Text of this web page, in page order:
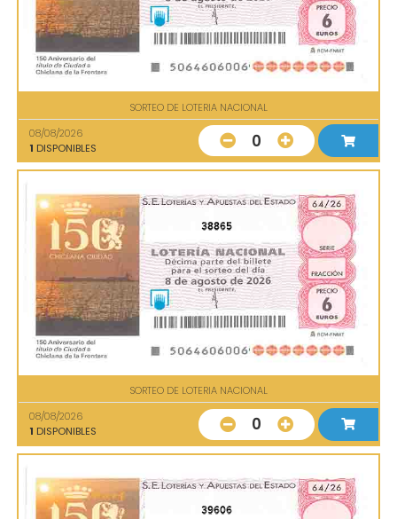
SORTEO DE LOTERIA NACIONAL
08/08/2026
1 DISPONIBLES 0
38865
SORTEO DE LOTERIA NACIONAL
08/08/2026
1 DISPONIBLES 0
39606